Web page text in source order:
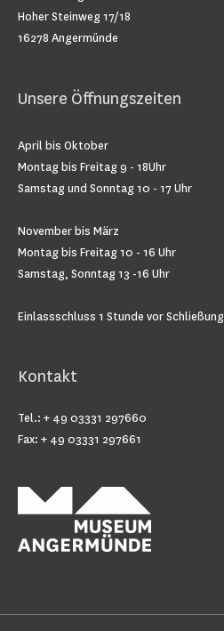
Hoher Steinweg 17/18
16278 Angermünde
Unsere Öffnungszeiten
April bis Oktober
Montag bis Freitag 9 - 18Uhr
Samstag und Sonntag 10 - 17 Uhr
November bis März
Montag bis Freitag 10 - 16 Uhr
Samstag, Sonntag 13 -16 Uhr
Einlassschluss 1 Stunde vor Schließung
Kontakt
Tel.: + 49 03331 297660
Fax: + 49 03331 297661